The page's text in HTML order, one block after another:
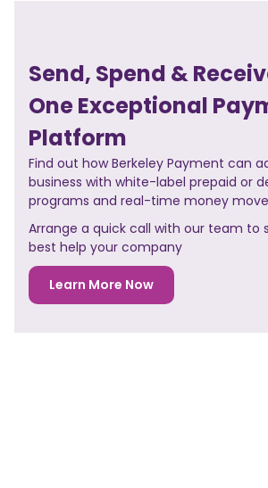
Send, Spend &
One Exceptional
Platform
Find out how Berkeley Payment can
business with white-label prepaid or
programs and real-time money
Arrange a quick call with our team to
best help your company
Learn More Now